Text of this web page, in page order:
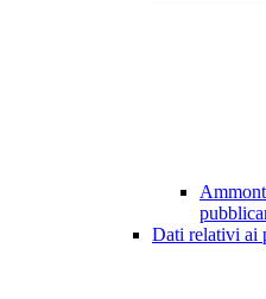
Dati relativi ai